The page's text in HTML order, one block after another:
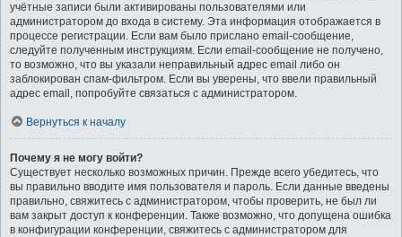
учётные записи были активированы пользователями или
администратором до входа в систему. Эта информация отображается в
процессе регистрации. Если вам было прислано email-сообщение,
следуйте полученным инструкциям. Если email-сообщение не получено,
то возможно, что вы указали неправильный адрес email либо он
заблокирован спам-фильтром. Если вы уверены, что ввели правильный
адрес email, попробуйте связаться с администратором.
Вернуться к началу
Почему я не могу войти?
Существует несколько возможных причин. Прежде всего убедитесь, что
вы правильно вводите имя пользователя и пароль. Если данные введены
правильно, свяжитесь с администратором, чтобы проверить, не был ли
вам закрыт доступ к конференции. Также возможно, что допущена ошибка
в конфигурации конференции, свяжитесь с администратором для